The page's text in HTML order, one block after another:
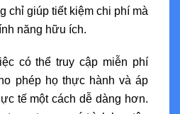
chỉ giúp tiết kiệm chi phí mà
năng hữu ích.
có thể truy cập miễn phí
phép họ thực hành và áp
tế một cách dễ dàng hơn.